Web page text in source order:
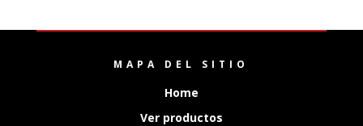
MAPA DEL SITIO
Home
Ver productos